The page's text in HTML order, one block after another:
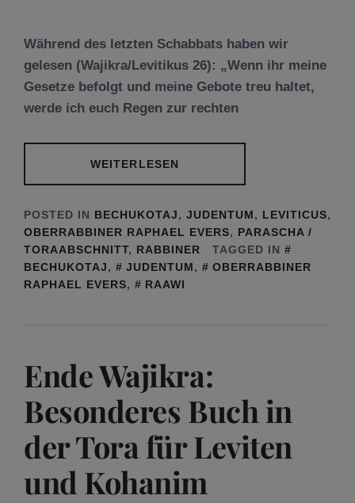
Während des letzten Schabbats haben wir
gelesen (Wajikra/Levitikus 26): „Wenn ihr meine
Gesetze befolgt und meine Gebote treu haltet,
werde ich euch Regen zur rechten
WEITERLESEN
POSTED IN BECHUKOTAJ, JUDENTUM, LEVITICUS,
OBERRABBINER RAPHAEL EVERS, PARASCHA /
TORAABSCHNITT, RABBINER
TAGGED IN
BECHUKOTAJ, JUDENTUM,
OBERRABBINER
RAPHAEL EVERS, RAAWI
Ende Wajikra:
Besonderes Buch in
der Tora für Leviten
und Kohanim